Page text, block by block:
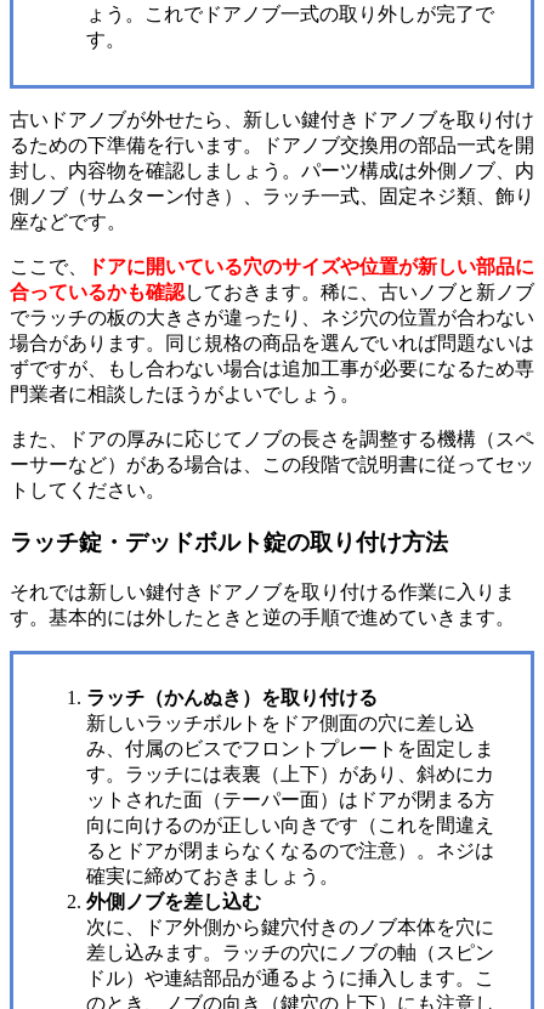
ょう。これでドアノブ一式の取り外しが完了で
す。
古いドアノブが外せたら、新しい鍵付きドアノブを取り付け
るための下準備を行います。ドアノブ交換用の部品一式を開
封し、内容物を確認しましょう。パーツ構成は外側ノブ、内
側ノブ（サムターン付き）、ラッチ一式、固定ネジ類、飾り
座などです。
ここで、
ドアに開いている穴のサイズや位置が新しい部品に
合っているかも確認しておきます。稀に、古いノブと新ノブ
でラッチの板の大きさが違ったり、ネジ穴の位置が合わない
場合があります。同じ規格の商品を選んでいれば問題ないは
ずですが、もし合わない場合は追加工事が必要になるため専
門業者に相談したほうがよいでしょう。
また、ドアの厚みに応じてノブの長さを調整する機構（スペ
ーサーなど）がある場合は、この段階で説明書に従ってセッ
トしてください。
ラッチ錠・デッドボルト錠の取り付け方法
それでは新しい鍵付きドアノブを取り付ける作業に入りま
す。基本的には外したときと逆の手順で進めていきます。
ラッチ（かんぬき）を取り付ける
新しいラッチボルトをドア側面の穴に差し込
み、付属のビスでフロントプレートを固定しま
す。ラッチには表裏（上下）があり、斜めにカ
ットされた面（テーパー面）はドアが閉まる方
向に向けるのが正しい向きです（これを間違え
るとドアが閉まらなくなるので注意）。ネジは
確実に締めておきましょう。
外側ノブを差し込む
次に、ドア外側から鍵穴付きのノブ本体を穴に
差し込みます。ラッチの穴にノブの軸（スピン
ドル）や連結部品が通るように挿入します。こ
のとき、ノブの向き（鍵穴の上下）にも注意し